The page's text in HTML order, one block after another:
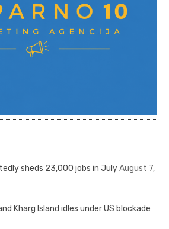
sheds 23,000 jobs in JulyAugust 7,
Kharg Island idles under US blockade